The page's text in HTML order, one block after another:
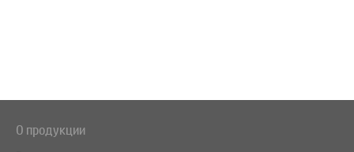
О продукции